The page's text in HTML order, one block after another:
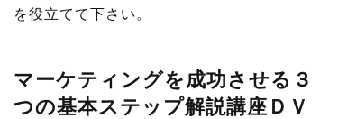
を役立てて下さい。
マーケティングを成功させる３
つの基本ステップ解説講座ＤＶ